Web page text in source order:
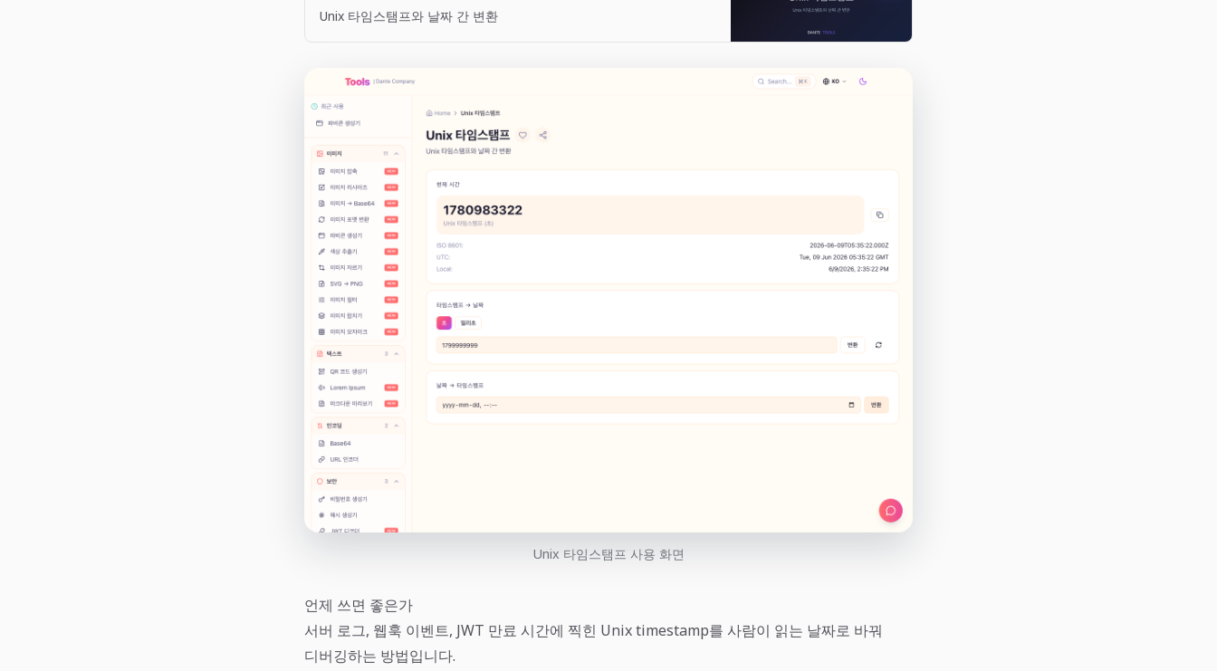
Unix 타임스탬프와 날짜 간 변환
Unix 타임스탬프 사용 화면
언제 쓰면 좋은가
서버 로그, 웹훅 이벤트, JWT 만료 시간에 찍힌 Unix timestamp를 사람이 읽는 날짜로 바꿔
디버깅하는 방법입니다.